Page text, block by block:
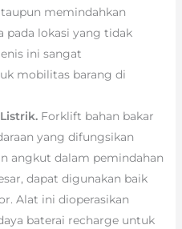
memindahkan
pada lokasi yang tidak
ini sangat
mobilitas barang di
Forklift bahan bakar
yang difungsikan
angkut dalam pemindahan
dapat digunakan baik
Alat ini dioperasikan
baterai recharge untuk